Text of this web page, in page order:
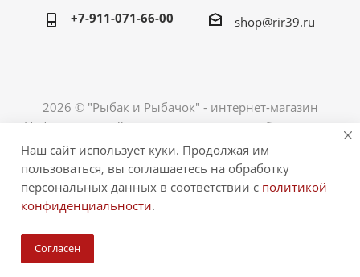
+7-911-071-66-00 shop@rir39.ru
2026 © "Рыбак и Рыбачок" - интернет-магазин
Информация сайта защищена законом об авторских
правах. Индивидуальный предприниматель Рогов
Сергей Юрьевич. ИНН 390600967290. ОГРНИП
324390000064229.
Наш сайт использует куки. Продолжая им
пользоваться, вы соглашаетесь на обработку
персональных данных в соответствии с политикой
конфиденциальности.
Согласен